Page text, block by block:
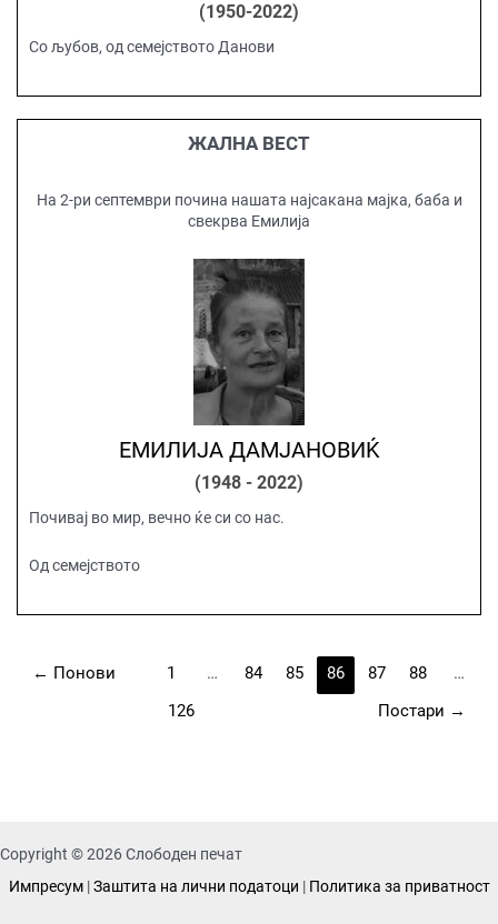
(1950-2022)
Со љубов, од семејството Данови
ЖАЛНА ВЕСТ
На 2-ри септември почина нашата најсакана мајка, баба и
свекрва Емилија
ЕМИЛИЈА ДАМЈАНОВИЌ
(1948 - 2022)
Почивај во мир, вечно ќе си со нас.
Од семејството
← Понови 1 … 84 85 86 87 88
…
126
Постари →
Copyright © 2026 Слободен печат
Импресум|Заштита на лични податоци | Политика за приватност